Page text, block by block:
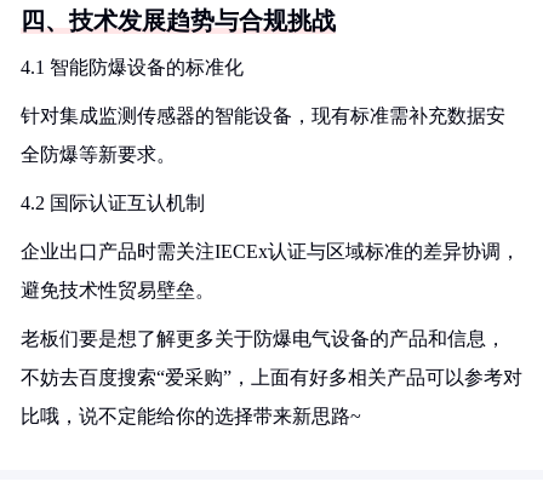
四、技术发展趋势与合规挑战
4.1 智能防爆设备的标准化
针对集成监测传感器的智能设备，现有标准需补充数据安
全防爆等新要求。
4.2 国际认证互认机制
企业出口产品时需关注IECEx认证与区域标准的差异协调，
避免技术性贸易壁垒。
老板们要是想了解更多关于防爆电气设备的产品和信息，
不妨去百度搜索“爱采购”，上面有好多相关产品可以参考对
比哦，说不定能给你的选择带来新思路~